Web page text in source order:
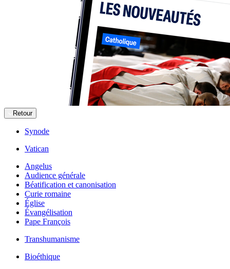
Retour
Synode
Vatican
Angelus
Audience générale
Béatification et canonisation
Curie romaine
Église
Évangélisation
Pape François
Transhumanisme
Bioéthique